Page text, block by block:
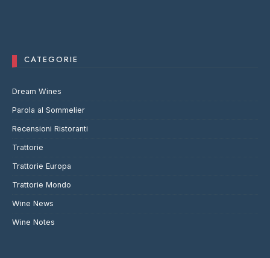
CATEGORIE
Dream Wines
Parola al Sommelier
Recensioni Ristoranti
Trattorie
Trattorie Europa
Trattorie Mondo
Wine News
Wine Notes